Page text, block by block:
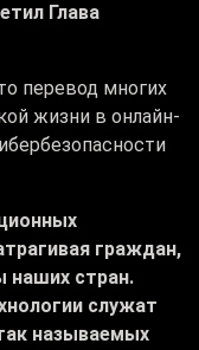
Глава
перевод многих
жизни в онлайн-
граждан,
наших стран.
служат
называемых